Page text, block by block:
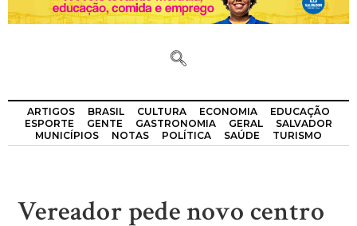
ARTIGOS BRASIL CULTURA ECONOMIA
EDUCAÇÃO
ESPORTE
GENTE GASTRONOMIA GERAL
SALVADOR
MUNICÍPIOS
NOTAS POLÍTICA SAÚDE TURISMO
Vereador pede novo centro